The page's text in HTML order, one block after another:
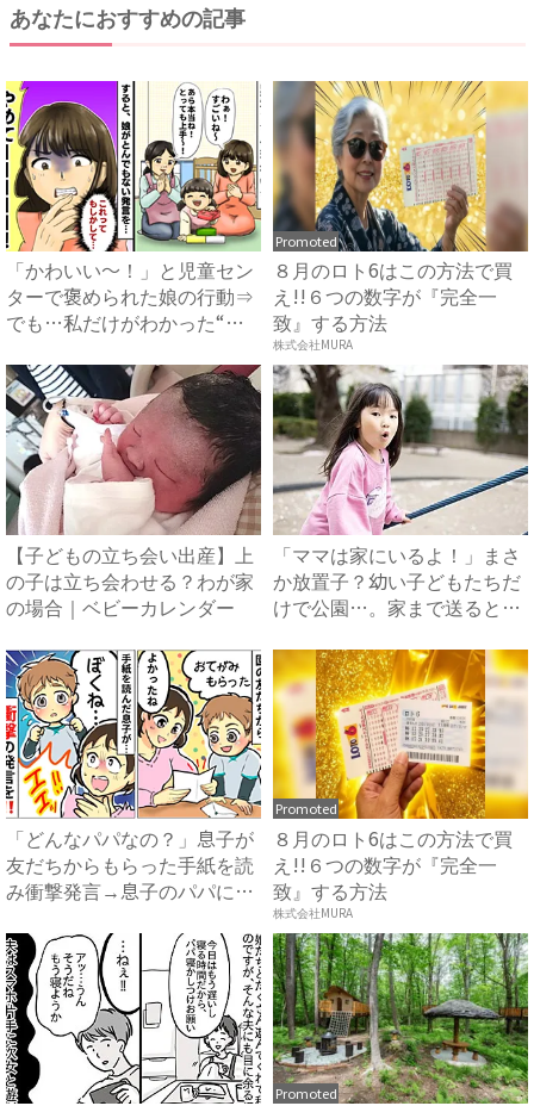
あなたにおすすめの記事
「かわいい〜！」と児童セン
ターで褒められた娘の行動⇒
でも…私だけがわかった“赤
Promoted
８月のロト6はこの方法で買
え!!６つの数字が『完全一
致』する方法
株式会社MURA
【子どもの立ち会い出産】上
の子は立ち会わせる？わが家
の場合｜ベビーカレンダー
「ママは家にいるよ！」まさ
か放置子？幼い子どもたちだ
けで公園…。家まで送ると、
「どんなパパなの？」息子が
友だちからもらった手紙を読
み衝撃発言→息子のパパに対
Promoted
８月のロト6はこの方法で買
え!!６つの数字が『完全一
致』する方法
株式会社MURA
Promoted